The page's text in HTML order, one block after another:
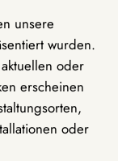
unsere
wurden.
oder
erscheinen
oder